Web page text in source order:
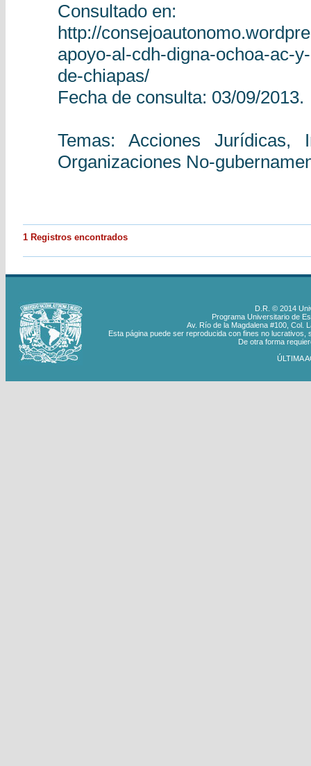
Consultado en:
http://
apoyo-al-cdh-digna-ochoa-ac-
de-chiapas/
Fecha de consulta: 03/09/2013.
Temas: Acciones Jurídicas,
Organizaciones No-
1 Registros encontrados
D.R. © 2014
Programa Universitario de
Av. Río de la Magdalena #100, Col.
Esta página puede ser reproducida con fines no
De otra forma
ÚLTIMA